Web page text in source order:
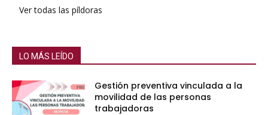
Ver todas las píldoras
LO MÁS LEÍDO
Gestión preventiva vinculada a la
movilidad de las personas
trabajadoras